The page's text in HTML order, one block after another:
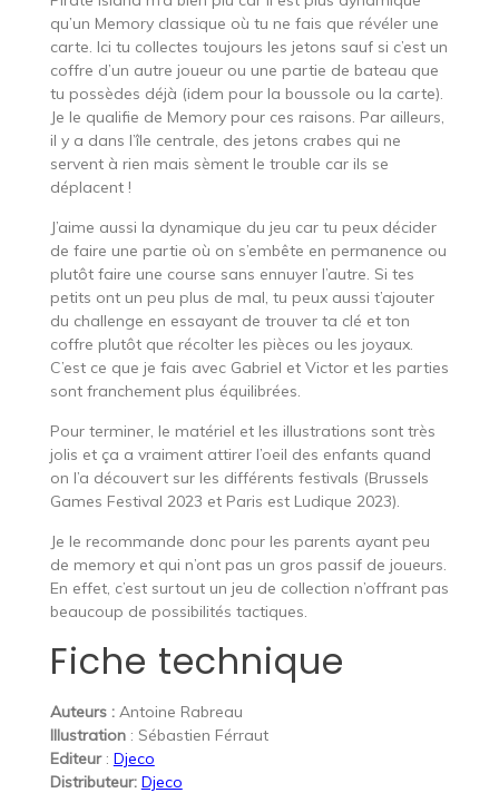
qu’un Memory classique où tu ne fais que révéler une
carte. Ici tu collectes toujours les jetons sauf si c’est un
coffre d’un autre joueur ou une partie de bateau que
tu possèdes déjà (idem pour la boussole ou la carte).
Je le qualifie de Memory pour ces raisons. Par ailleurs,
il y a dans l’île centrale, des jetons crabes qui ne
servent à rien mais sèment le trouble car ils se
déplacent !
J’aime aussi la dynamique du jeu car tu peux décider
de faire une partie où on s’embête en permanence ou
plutôt faire une course sans ennuyer l’autre. Si tes
petits ont un peu plus de mal, tu peux aussi t’ajouter
du challenge en essayant de trouver ta clé et ton
coffre plutôt que récolter les pièces ou les joyaux.
C’est ce que je fais avec Gabriel et Victor et les parties
sont franchement plus équilibrées.
Pour terminer, le matériel et les illustrations sont très
jolis et ça a vraiment attirer l’oeil des enfants quand
on l’a découvert sur les différents festivals (Brussels
Games Festival 2023 et Paris est Ludique 2023).
Je le recommande donc pour les parents ayant peu
de memory et qui n’ont pas un gros passif de joueurs.
En effet, c’est surtout un jeu de collection n’offrant pas
beaucoup de possibilités tactiques.
Fiche technique
Auteurs : Antoine Rabreau
Illustration: Sébastien Férraut
Editeur : Djeco
Distributeur: Djeco